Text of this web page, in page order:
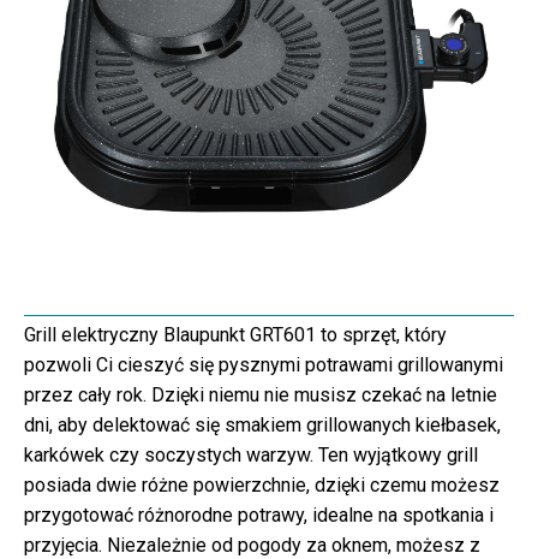
Grill elektryczny Blaupunkt GRT601 to sprzęt, który
pozwoli Ci cieszyć się pysznymi potrawami grillowanymi
przez cały rok. Dzięki niemu nie musisz czekać na letnie
dni, aby delektować się smakiem grillowanych kiełbasek,
karkówek czy soczystych warzyw. Ten wyjątkowy grill
posiada dwie różne powierzchnie, dzięki czemu możesz
przygotować różnorodne potrawy, idealne na spotkania i
przyjęcia. Niezależnie od pogody za oknem, możesz z